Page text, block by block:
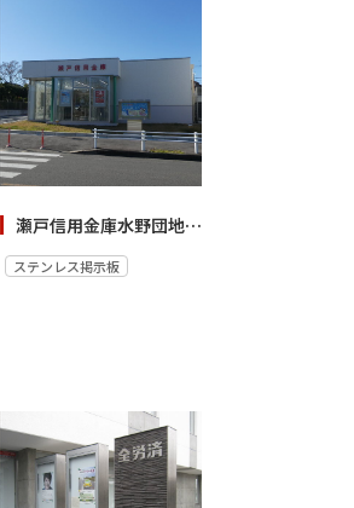
瀬戸信用金庫水野団地出張所
ステンレス掲示板